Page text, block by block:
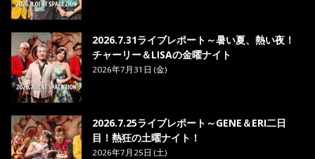
2026.7.31ライブレポート～暑い夏、熱い夜！
チャーリー＆LISAの金曜ナイト
2026年7月31日 (金)
2026.7.25ライブレポート～GENE＆ERI二日
目！熱狂の土曜ナイト！
2026年7月25日 (土)